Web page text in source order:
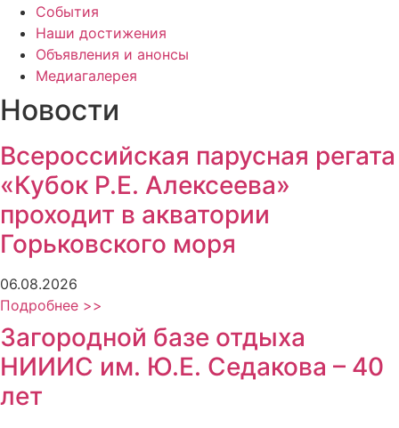
События
Наши достижения
Объявления и анонсы
Медиагалерея
Новости
Всероссийская парусная регата
«Кубок Р.Е. Алексеева»
проходит в акватории
Горьковского моря
06.08.2026
Подробнее >>
Загородной базе отдыха
НИИИС им. Ю.Е. Седакова – 40
лет